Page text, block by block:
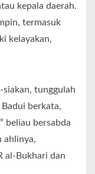
kepala daerah.
termasuk
kelayakan,
siakan, tunggulah
Badui berkata,
beliau bersabda
ahlinya,
al-Bukhari dan